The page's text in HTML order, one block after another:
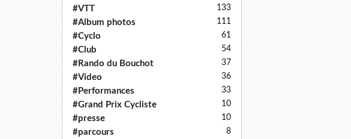
#VTT 133
#Album photos 111
#Cyclo 61
#Club 54
#Rando du Bouchot 37
#Video 36
#Performances 33
#Grand Prix Cycliste 10
#presse 10
#parcours 8